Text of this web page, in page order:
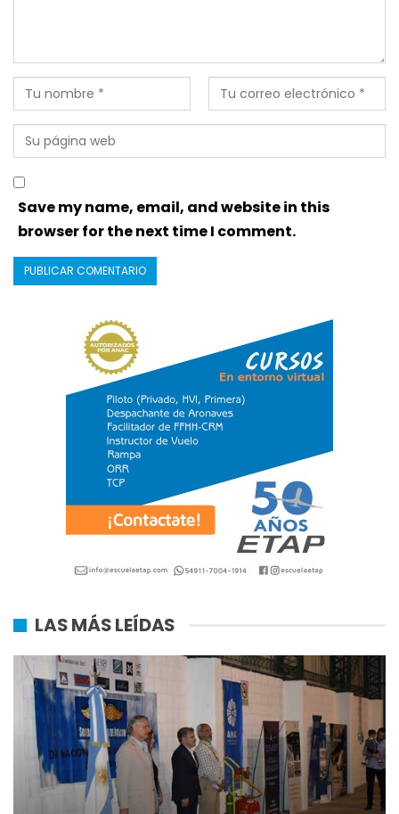
Save my name, email, and website in this
browser for the next time I comment.
LAS MÁS LEÍDAS